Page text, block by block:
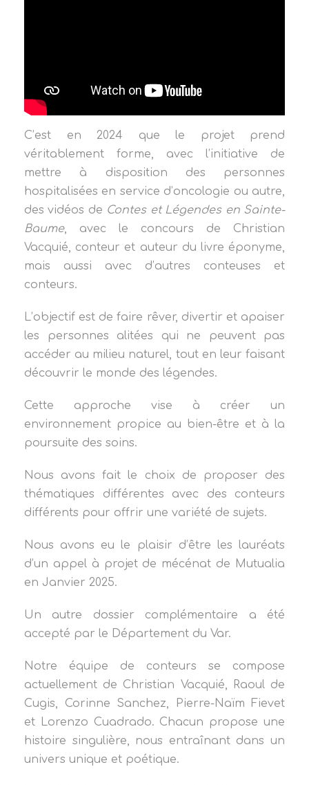
C’est en 2024 que le projet prend
véritablement forme, avec l’initiative de
mettre à disposition des personnes
hospitalisées en service d’oncologie ou autre,
des vidéos de Contes et Légendes en Sainte-
Baume, avec le concours de Christian
Vacquié, conteur et auteur du livre éponyme,
mais aussi avec d’autres conteuses et
conteurs.
L’objectif est de faire rêver, divertir et apaiser
les personnes alitées qui ne peuvent pas
accéder au milieu naturel, tout en leur faisant
découvrir le monde des légendes.
Cette approche vise à créer un
environnement propice au bien-être et à la
poursuite des soins.
Nous avons fait le choix de proposer des
thématiques différentes avec des conteurs
différents pour offrir une variété de sujets.
Nous avons eu le plaisir d’être les lauréats
d’un appel à projet de mécénat de Mutualia
en Janvier 2025.
Un autre dossier complémentaire a été
accepté par le Département du Var.
Notre équipe de conteurs se compose
actuellement de Christian Vacquié, Raoul de
Cugis, Corinne Sanchez, Pierre-Naïm Fievet
et Lorenzo Cuadrado. Chacun propose une
histoire singulière, nous entraînant dans un
univers unique et poétique.